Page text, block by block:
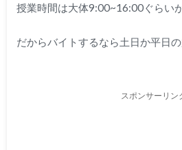
授業時間は大体9:00~16:00ぐらいが
だからバイトするなら土日か平日の
スポンサーリン